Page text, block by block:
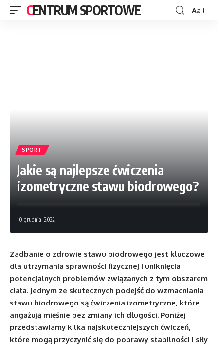
CENTRUM SPORTOWE Aa
SPORT
Jakie są najlepsze ćwiczenia
izometryczne stawu biodrowego?
10 grudnia, 2022
Zadbanie o zdrowie stawu biodrowego jest kluczowe
dla utrzymania sprawności fizycznej i uniknięcia
potencjalnych problemów związanych z tym obszarem
ciała. Jednym ze skutecznych podejść do wzmacniania
stawu biodrowego są ćwiczenia izometryczne, które
angażują mięśnie bez zmiany ich długości. Poniżej
przedstawiamy kilka najskuteczniejszych ćwiczeń,
które mogą przyczynić się do poprawy stabilności i siły